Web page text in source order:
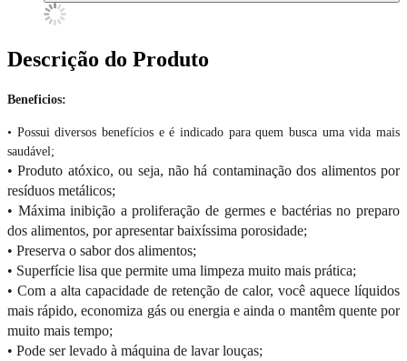
Descrição do Produto
Beneficios:
• Possui diversos benefícios e é indicado para quem busca uma vida mais
saudável;
• Produto atóxico, ou seja, não há contaminação dos alimentos por
resíduos metálicos;
• Máxima inibição a proliferação de germes e bactérias no preparo
dos alimentos, por apresentar baixíssima porosidade;
• Preserva o sabor dos alimentos;
• Superfície lisa que permite uma limpeza muito mais prática;
• Com a alta capacidade de retenção de calor, você aquece líquidos
mais rápido, economiza gás ou energia e ainda o mantêm quente por
muito mais tempo;
• Pode ser levado à máquina de lavar louças;